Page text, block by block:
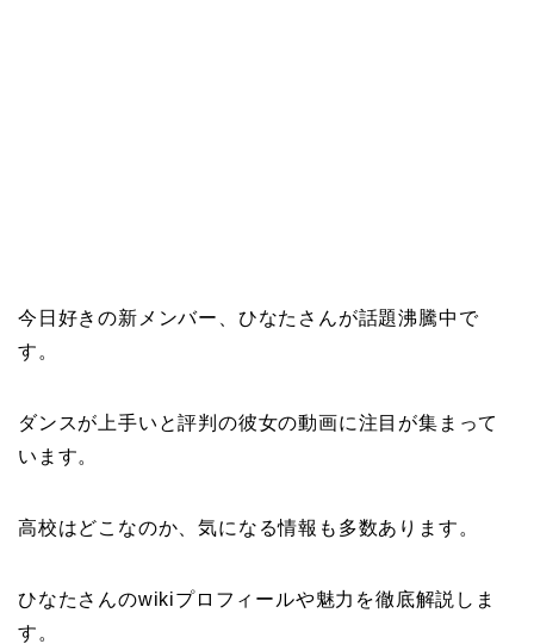
今日好きの新メンバー、ひなたさんが話題沸騰中で
す。
ダンスが上手いと評判の彼女の動画に注目が集まって
います。
高校はどこなのか、気になる情報も多数あります。
ひなたさんのwikiプロフィールや魅力を徹底解説しま
す。